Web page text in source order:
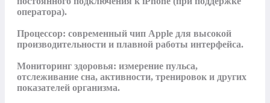
оператора).
Процессор: современный чип Apple для высокой
производительности и плавной работы интерфейса.
Мониторинг здоровья: измерение пульса,
отслеживание сна, активности, тренировок и других
показателей организма.